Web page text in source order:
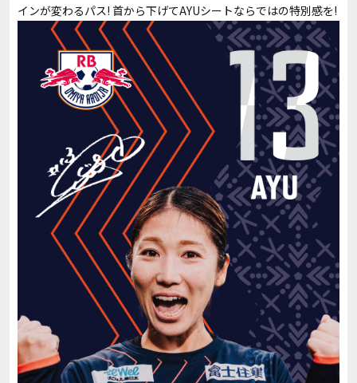
インが変わるパス! 首から下げてAYUシートならではの特別感を!